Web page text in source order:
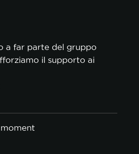
a far parte del gruppo
il supporto ai
I NECESSARI